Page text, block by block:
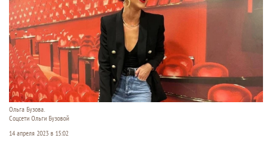
Ольга Бузова.
Соцсети Ольги Бузовой
14 апреля 2023 в 15:02